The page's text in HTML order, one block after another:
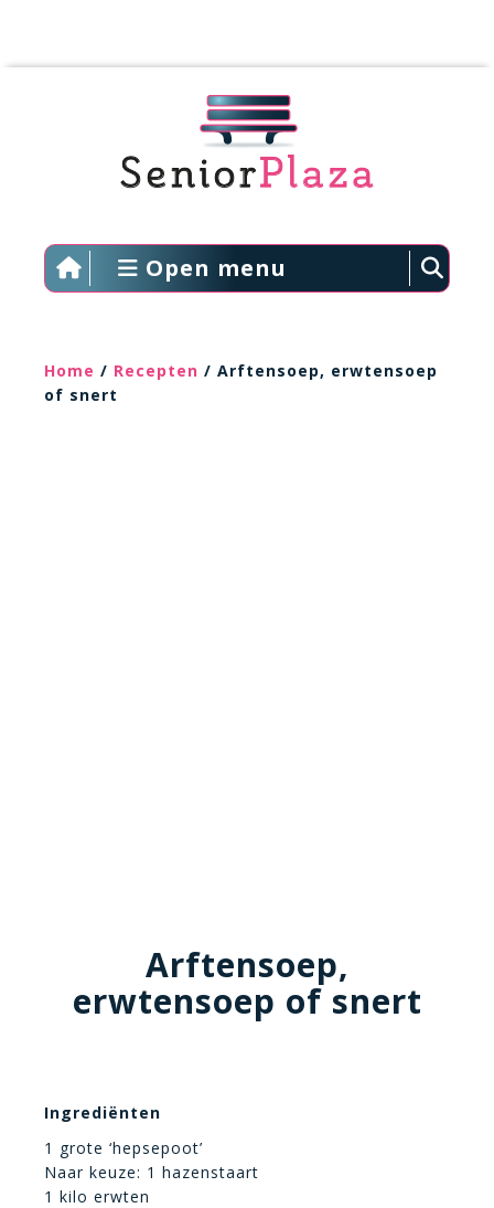
Open menu
Home / Recepten / Arftensoep, erwtensoep
of snert
Arftensoep,
erwtensoep of snert
Ingrediënten
1 grote ‘hepsepoot’
Naar keuze: 1 hazenstaart
1 kilo erwten